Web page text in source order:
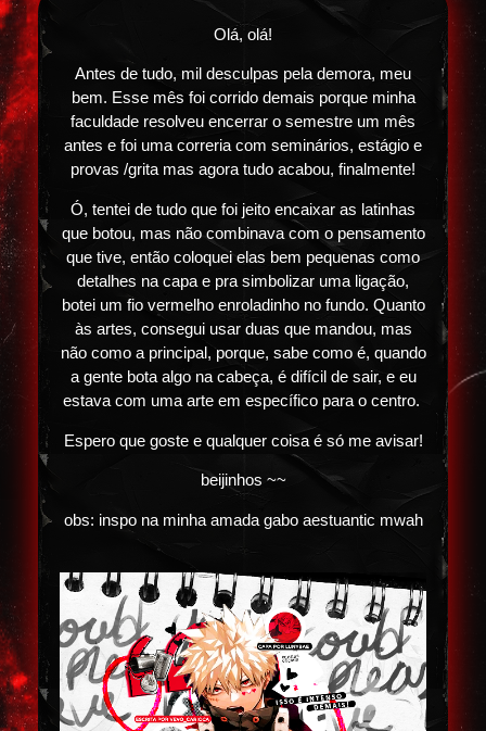
Olá, olá!
Antes de tudo, mil desculpas pela demora, meu
bem. Esse mês foi corrido demais porque minha
faculdade resolveu encerrar o semestre um mês
antes e foi uma correria com seminários, estágio e
provas /grita mas agora tudo acabou, finalmente!
Ó, tentei de tudo que foi jeito encaixar as latinhas
que botou, mas não combinava com o pensamento
que tive, então coloquei elas bem pequenas como
detalhes na capa e pra simbolizar uma ligação,
botei um fio vermelho enroladinho no fundo. Quanto
às artes, consegui usar duas que mandou, mas
não como a principal, porque, sabe como é, quando
a gente bota algo na cabeça, é difícil de sair, e eu
estava com uma arte em específico para o centro.
Espero que goste e qualquer coisa é só me avisar!
beijinhos ~~
obs: inspo na minha amada gabo aestuantic mwah